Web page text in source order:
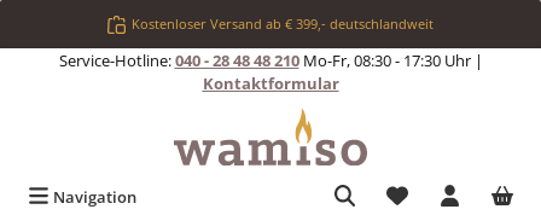
Zum Hauptinhalt springenKostenloser Versand ab € 399,- deutschlandweit
Service-Hotline:040 - 28 48 48 210Mo-Fr, 08:30 - 17:30 Uhr |
Kontaktformular
Navigation Du hast 0